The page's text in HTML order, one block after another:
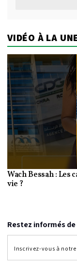
VIDÉO À LA
Wach Bessah :
vie ?
Restez informés